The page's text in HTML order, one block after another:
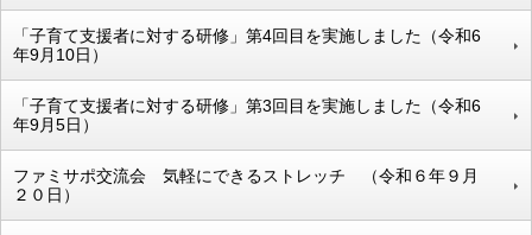
「子育て支援者に対する研修」第4回目を実施しました（令和6
年9月10日）
「子育て支援者に対する研修」第3回目を実施しました（令和6
年9月5日）
ファミサポ交流会 気軽にできるストレッチ （令和６年９月
２０日）